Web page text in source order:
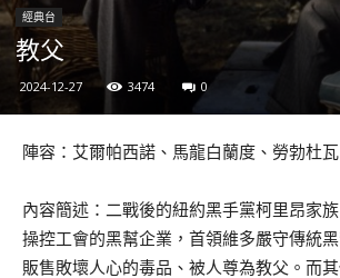
經典台
教父
2024-12-27 3474 0
陣容：艾爾帕西諾、馬龍白蘭度、勞勃杜
內容簡述：二戰後的紐約黑手黨柯里昂家
操控工會的黑幫企業，首領維多嚴守傳統
販售敗壞人心的毒品、被人尊為教父。而